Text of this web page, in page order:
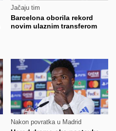
Jačaju tim
Barcelona oborila rekord
novim ulaznim transferom
Nakon povratka u Madrid